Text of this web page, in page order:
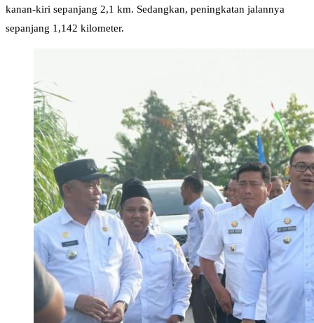
kanan-kiri sepanjang 2,1 km. Sedangkan, peningkatan jalannya
sepanjang 1,142 kilometer.